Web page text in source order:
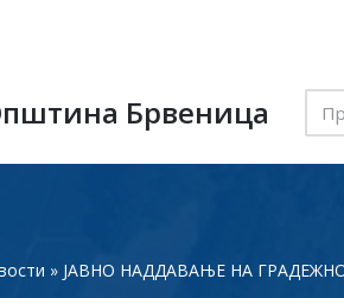
Брвеница
» JАВНО НАДДАВАЊЕ НА